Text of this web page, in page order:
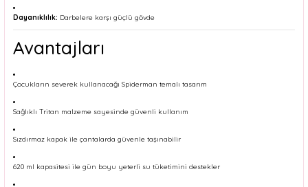
Dayanıklılık: Darbelere karşı güçlü gövde
Avantajları
Çocukların severek kullanacağı Spiderman temalı tasarım
Sağlıklı Tritan malzeme sayesinde güvenli kullanım
Sızdırmaz kapak ile çantalarda güvenle taşınabilir
620 ml kapasitesi ile gün boyu yeterli su tüketimini destekler